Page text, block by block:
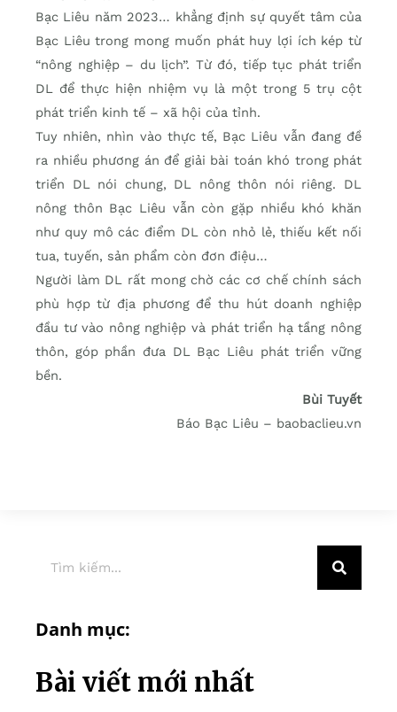
Bạc Liêu năm 2023… khẳng định sự quyết tâm của
Bạc Liêu trong mong muốn phát huy lợi ích kép từ
“nông nghiệp – du lịch”. Từ đó, tiếp tục phát triển
DL để thực hiện nhiệm vụ là một trong 5 trụ cột
phát triển kinh tế – xã hội của tỉnh.
Tuy nhiên, nhìn vào thực tế, Bạc Liêu vẫn đang đề
ra nhiều phương án để giải bài toán khó trong phát
triển DL nói chung, DL nông thôn nói riêng. DL
nông thôn Bạc Liêu vẫn còn gặp nhiều khó khăn
như quy mô các điểm DL còn nhỏ lẻ, thiếu kết nối
tua, tuyến, sản phẩm còn đơn điệu…
Người làm DL rất mong chờ các cơ chế chính sách
phù hợp từ địa phương để thu hút doanh nghiệp
đầu tư vào nông nghiệp và phát triển hạ tầng nông
thôn, góp phần đưa DL Bạc Liêu phát triển vững
bền.
Bùi Tuyết
Báo Bạc Liêu – baobaclieu.vn
Danh mục:
Bài viết mới nhất